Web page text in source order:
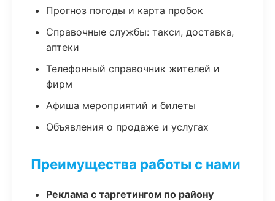
Прогноз погоды и карта пробок
Справочные службы: такси, доставка,
аптеки
Телефонный справочник жителей и
фирм
Афиша мероприятий и билеты
Объявления о продаже и услугах
Преимущества работы с нами
Реклама с таргетингом по району